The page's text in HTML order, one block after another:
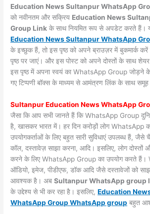
Education News Sultanpur WhatsApp
को नवीनतम और सक्रिय Education News
Group Link के साथ नियमित रूप से अपडेट करते हैं।
Education News Sultanpur WhatsApp
के इच्छुक हैं, तो इस पृष्ठ को अपने ब्राउज़र में बुकमार्क करें
पृष्ठ पर जाएं। और इस पोस्ट को अपने दोस्तों के साथ
इस पृष्ठ में अपना स्वयं का WhatsApp Group जोड़ने के
गए टिप्पणी बॉक्स के माध्यम से आमंत्रण लिंक के साथ
Sultanpur Education News WhatsApp
जैसा कि आप सभी जानते हैं कि WhatsApp Group
है, खासकर भारत में। हर दिन करोड़ों लोग WhatsApp
उपयोगकर्ताओं के लिए बहुत सारी सुविधाएं उपलब्ध हैं, जैसे
कॉल, दस्तावेज़ साझा करना, आदि। इसलिए, लोग दोस्तों
करने के लिए WhatsApp Group का उपयोग करते हैं।
ऑडियो, इमेज, पीडीएफ, डॉक आदि जैसे दस्तावेजों को
आवश्यक है। अबSultanpur WhatsApp group
के उद्देश्य से भी कर रहा है। इसलिए,Education
WhatsApp Group WhatsApp group बहुत